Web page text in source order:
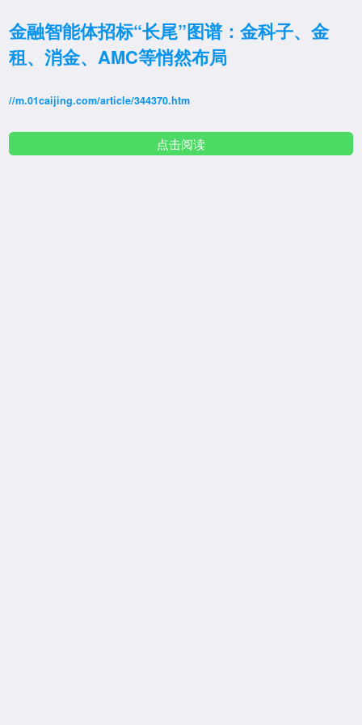
金融智能体招标“长尾”图谱：金科子、金
租、消金、AMC等悄然布局
//m.01caijing.com/article/344370.htm
点击阅读